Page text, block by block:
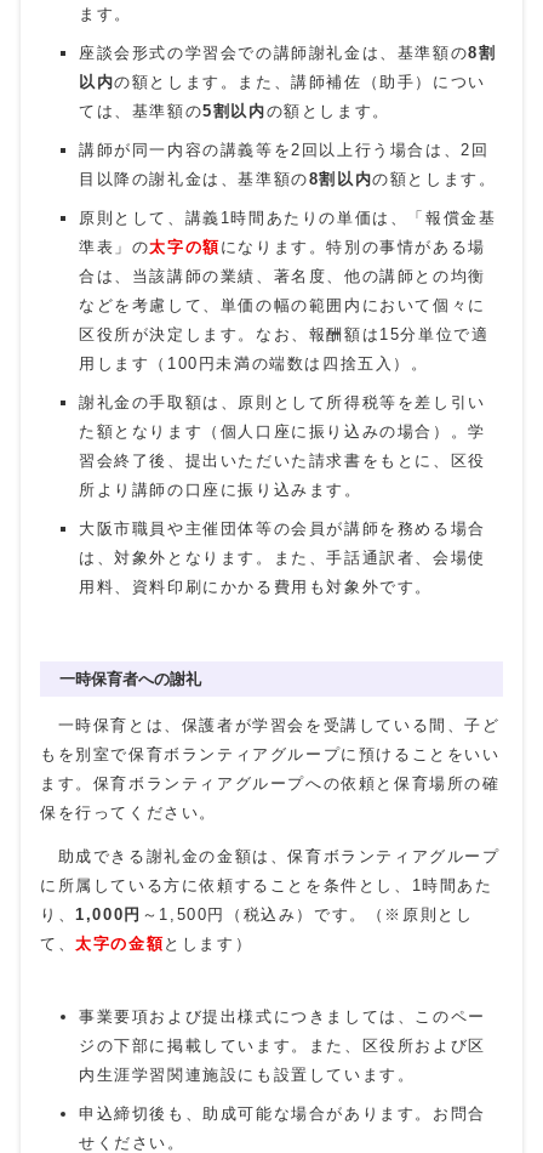
ます。
座談会形式の学習会での講師謝礼金は、基準額の8割
以内の額とします。また、講師補佐（助手）につい
ては、基準額の5割以内の額とします。
講師が同一内容の講義等を2回以上行う場合は、2回
目以降の謝礼金は、基準額の8割以内の額とします。
原則として、講義1時間あたりの単価は、「報償金基
準表」の太字の額になります。特別の事情がある場
合は、当該講師の業績、著名度、他の講師との均衡
などを考慮して、単価の幅の範囲内において個々に
区役所が決定します。なお、報酬額は15分単位で適
用します（ 100 円未満の端数は四捨五入）。
謝礼金の手取額は、原則として所得税等を差し引い
た額となります（個人口座に振り込みの場合）。学
習会終了後、提出いただいた請求書をもとに、区役
所より講師の口座に振り込みます。
大阪市職員や主催団体等の会員が講師を務める場合
は、対象外となります。また、手話通訳者、会場使
用料、資料印刷にかかる費用も対象外です。
一時保育者への謝礼
一時保育とは、保護者が学習会を受講している間、子ど
もを別室で保育ボランティアグループに預けることをいい
ます。保育ボランティアグループへの依頼と保育場所の確
保を行ってください。
助成できる謝礼金の金額は、保育ボランティアグループ
に所属している方に依頼することを条件とし、1時間あた
り、 1,000円 ～1,500円（税込み）です。（※原則とし
て、太字の金額とします）
事業要項および提出様式につきましては、このペー
ジの下部に掲載しています。また、区役所および区
内生涯学習関連施設にも設置しています。
申込締切後も、助成可能な場合があります。お問合
せください。